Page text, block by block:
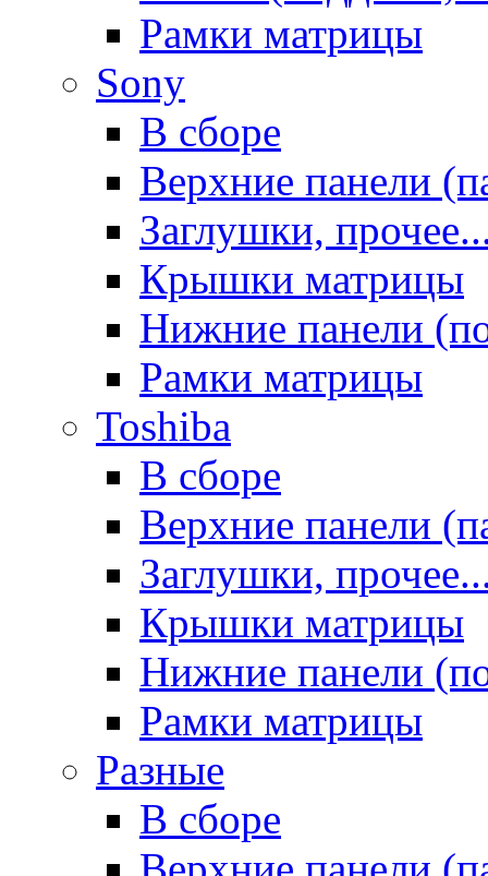
Рамки матрицы
Sony
В сборе
Верхние панели
Заглушки,
Крышки матрицы
Нижние панели
Рамки матрицы
Toshiba
В сборе
Верхние панели
Заглушки,
Крышки матрицы
Нижние панели
Рамки матрицы
Разные
В сборе